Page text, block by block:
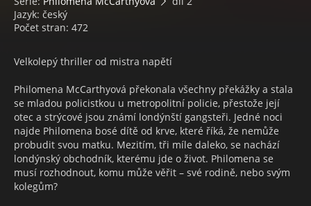
Jazyk: český
Počet stran: 472
Velkolepý thriller od mistra napětí
Philomena McCarthyová překonala všechny překážky a stala
se mladou policistkou u metropolitní policie, přestože její
otec a strýcové jsou známí londýnští gangsteři. Jedné noci
najde Philomena bosé dítě od krve, které říká, že nemůže
probudit svou matku. Mezitím, tři míle daleko, se nachází
londýnský obchodník, kterému jde o život. Philomena se
musí rozhodnout, komu může věřit – své rodině, nebo svým
kolegům?